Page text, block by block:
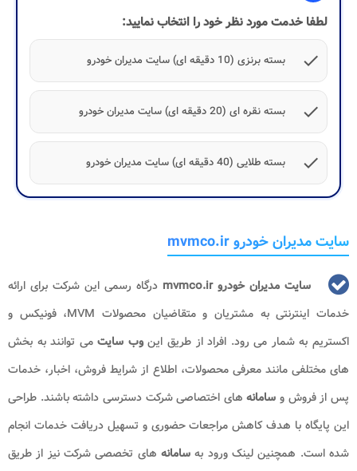
لطفا خدمت مورد نظر خود را انتخاب نمایید:
check
بسته برنزی (10 دقیقه ای) سایت مدیران خودرو
check بسته نقره ای (20 دقیقه ای) سایت مدیران خودرو
check بسته طلایی (40 دقیقه ای) سایت مدیران خودرو
سایت مدیران خودرو mvmco.ir
سایت مدیران خودرو mvmco.ir
درگاه رسمی این شرکت برای ارائه
خدمات اینترنتی به مشتریان و متقاضیان محصولات MVM، فونیکس و
اکستریم به شمار می رود. افراد از طریق اینوب سایتمی توانند به بخش
های مختلفی مانند معرفی محصولات، اطلاع از شرایط فروش، اخبار، خدمات
پس از فروش و سامانه های اختصاصی شرکت دسترسی داشته باشند. طراحی
این پایگاه با هدف کاهش مراجعات حضوری و تسهیل دریافت خدمات انجام
شده است. همچنین لینک ورود به سامانه های تخصصی شرکت نیز از طریق